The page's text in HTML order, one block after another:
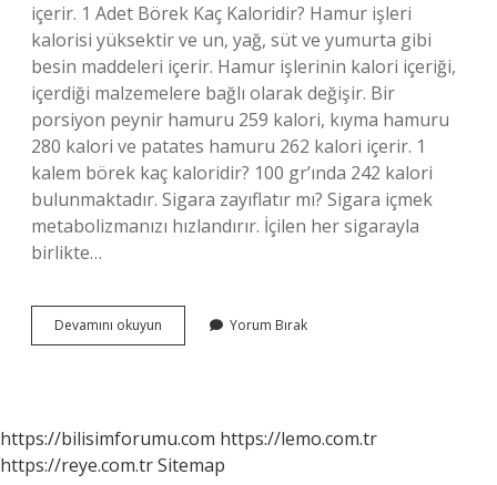
içerir. 1 Adet Börek Kaç Kaloridir? Hamur işleri
kalorisi yüksektir ve un, yağ, süt ve yumurta gibi
besin maddeleri içerir. Hamur işlerinin kalori içeriği,
içerdiği malzemelere bağlı olarak değişir. Bir
porsiyon peynir hamuru 259 kalori, kıyma hamuru
280 kalori ve patates hamuru 262 kalori içerir. 1
kalem börek kaç kaloridir? 100 gr’ında 242 kalori
bulunmaktadır. Sigara zayıflatır mı? Sigara içmek
metabolizmanızı hızlandırır. İçilen her sigarayla
birlikte…
Devamını okuyun
Sigara
Yorum Bırak
https://bilisimforumu.com https://lemo.com.tr
https://reye.com.trSitemap